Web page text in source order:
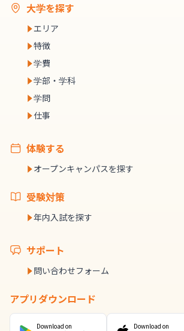
大学を探す
エリア
特徴
学費
学部・学科
学問
仕事
体験する
オープンキャンパスを探す
受験対策
年内入試を探す
サポート
問い合わせフォーム
アプリダウンロード
Download on Download on